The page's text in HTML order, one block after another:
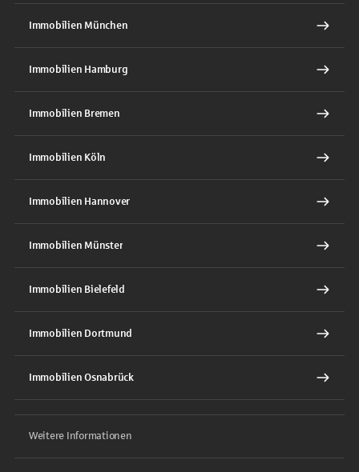
Immobilien München
Immobilien Hamburg
Immobilien Bremen
Immobilien Köln
Immobilien Hannover
Immobilien Münster
Immobilien Bielefeld
Immobilien Dortmund
Immobilien Osnabrück
Weitere Informationen